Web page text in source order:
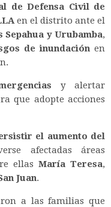
de Defensa Civil de
en el distrito ante el
y Urubamba,
de inundación en
y alertar
que adopte acciones
el aumento del
afectadas áreas
ellasMaría Teresa,
Juan.
a las familias que